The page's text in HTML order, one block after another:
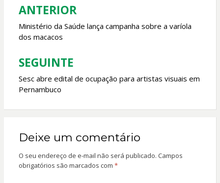
k p
Navegação
de
Post
ANTERIOR
Ministério da Saúde lança campanha sobre a varíola
dos macacos
SEGUINTE
Sesc abre edital de ocupação para artistas visuais em
Pernambuco
Deixe um comentário
O seu endereço de e-mail não será publicado. Campos
obrigatórios são marcados com *